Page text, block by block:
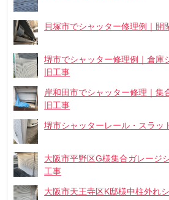
貝塚市でシャッター修理例｜開
堺市でシャッター修理例｜倉庫
旧工事
岸和田市でシャッター修理｜集
旧工事
堺市シャッターレール・スラッ
大阪市平野区G様集合ガレージ
工事
大阪市天王寺区K邸様中柱外れ